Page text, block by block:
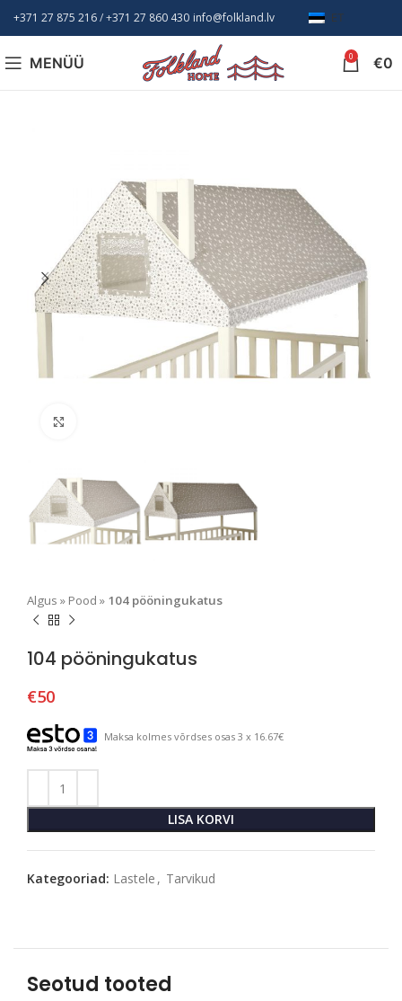
+371 27 875 216/ +371 27 860 430 info@folkland.lv ET
MENÜÜ 0 €0
Algus » Pood » 104 pööningukatus
104 pööningukatus
€50
Maksa kolmes võrdses osas 3 x 16.67€
LISA KORVI
Kategooriad: Lastele , Tarvikud
Seotud tooted